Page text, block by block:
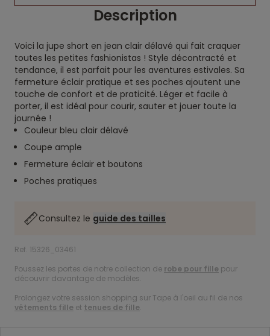
Description
Voici la jupe short en jean clair délavé qui fait craquer
toutes les petites fashionistas ! Style décontracté et
tendance, il est parfait pour les aventures estivales. Sa
fermeture éclair pratique et ses poches ajoutent une
touche de confort et de praticité. Léger et facile à
porter, il est idéal pour courir, sauter et jouer toute la
journée !
Couleur bleu clair délavé
Coupe ample
Fermeture éclair et boutons
Poches pratiques
Consultez le guide des tailles
Ref. 15326_03461
Poussez les portes de notre collection de robe pour fille pour
découvrir davantage de modèles.
Prolongez votre session shopping sur Tape à l'oeil au fil de nos
vêtements fille et tenues de fille.